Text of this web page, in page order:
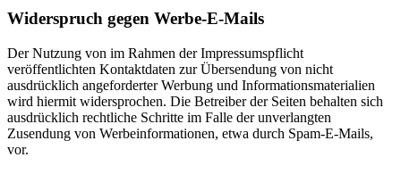
Widerspruch gegen Werbe-E-Mails
Der Nutzung von im Rahmen der Impressumspflicht
veröffentlichten Kontaktdaten zur Übersendung von nicht
ausdrücklich angeforderter Werbung und Informationsmaterialien
wird hiermit widersprochen. Die Betreiber der Seiten behalten sich
ausdrücklich rechtliche Schritte im Falle der unverlangten
Zusendung von Werbeinformationen, etwa durch Spam-E-Mails,
vor.